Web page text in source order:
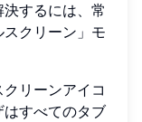
するには、常
クリーン」モ
リーンアイコ
すべてのタブ